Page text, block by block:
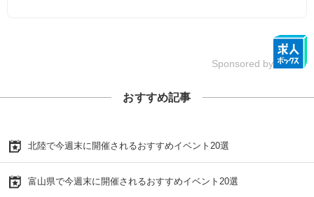
Sponsored by
おすすめ記事
北陸で今週末に開催されるおすすめイベント20選
富山県で今週末に開催されるおすすめイベント20選